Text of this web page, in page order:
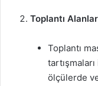
Toplantı
Toplantı
ölçülerde